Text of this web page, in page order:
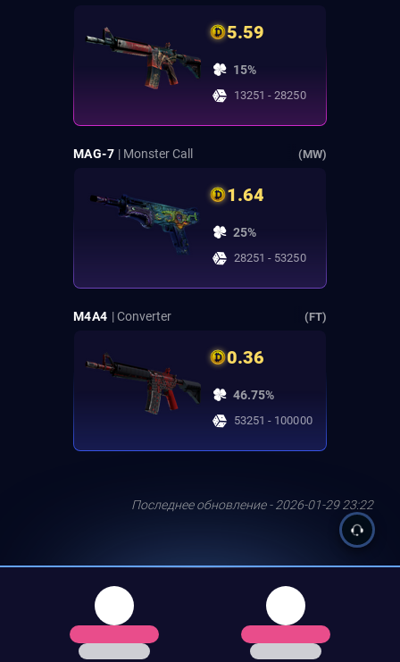
5.59
15%
13251 - 28250
MAG-7 | Monster Call (MW)
1.64
25%
28251 - 53250
M4A4 | Converter (FT)
0.36
46.75%
53251 - 100000
Последнее обновление - 2026-01-29 23:22